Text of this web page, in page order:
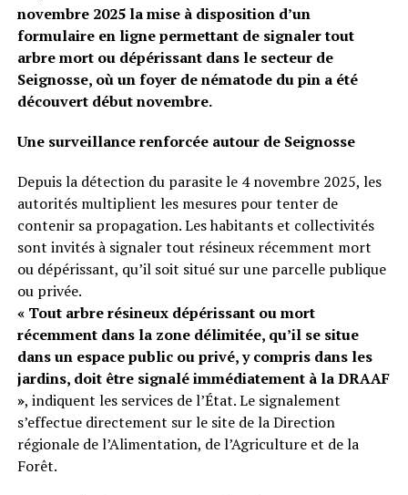
novembre 2025 la mise à disposition d’un
formulaire en ligne permettant de signaler tout
arbre mort ou dépérissant dans le secteur de
Seignosse, où un foyer de nématode du pin a été
découvert début novembre.
Une surveillance renforcée autour de Seignosse
Depuis la détection du parasite le 4 novembre 2025, les
autorités multiplient les mesures pour tenter de
contenir sa propagation. Les habitants et collectivités
sont invités à signaler tout résineux récemment mort
ou dépérissant, qu’il soit situé sur une parcelle publique
ou privée.
« Tout arbre résineux dépérissant ou mort
récemment dans la zone délimitée, qu’il se situe
dans un espace public ou privé, y compris dans les
jardins, doit être signalé immédiatement à la DRAAF
», indiquent les services de l’État. Le signalement
s’effectue directement sur le site de la Direction
régionale de l’Alimentation, de l’Agriculture et de la
Forêt.